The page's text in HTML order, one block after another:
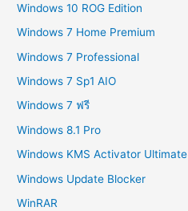
Windows 10 ROG Edition
Windows 7 Home Premium
Windows 7 Professional
Windows 7 Sp1 AIO
Windows 7 ฟรี
Windows 8.1 Pro
Windows KMS Activator Ultimate
Windows Update Blocker
WinRAR